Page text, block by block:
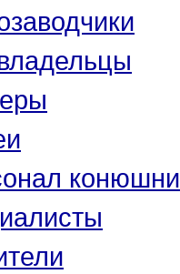
конюшни